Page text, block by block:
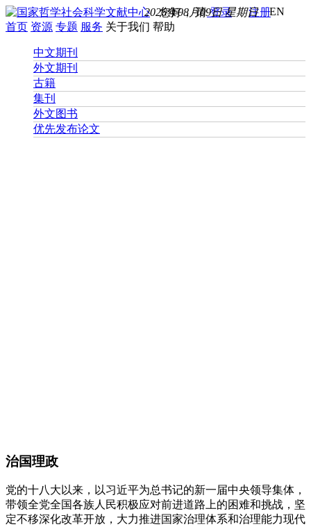
您好， 请登录 注册EN
2026年08月09日 星期日
首页 资源 专题 服务 关于我们 帮助
中文期刊
外文期刊
古籍
集刊
外文图书
优先发布论文
治国理政
党的十八大以来，以习近平为总书记的新一届中央领导集体，
带领全党全国各族人民积极应对前进道路上的困难和挑战，坚
定不移深化改革开放，大力推进国家治理体系和治理能力现代